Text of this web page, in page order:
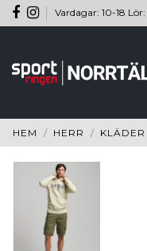
Vardagar: 10-18
HEM HERR KLÄDER